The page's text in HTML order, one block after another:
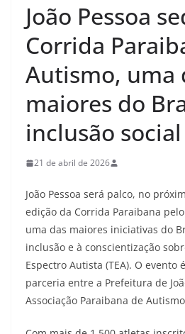
João Pessoa
Corrida
Autismo, uma
maiores do
inclusão social
21 de abril de 2026
João Pessoa será palco, no
edição da Corrida Paraibana
uma das maiores iniciativas do
inclusão e à conscientização
Espectro Autista (TEA). O evento
parceria entre a Prefeitura de
Associação Paraibana de Autismo